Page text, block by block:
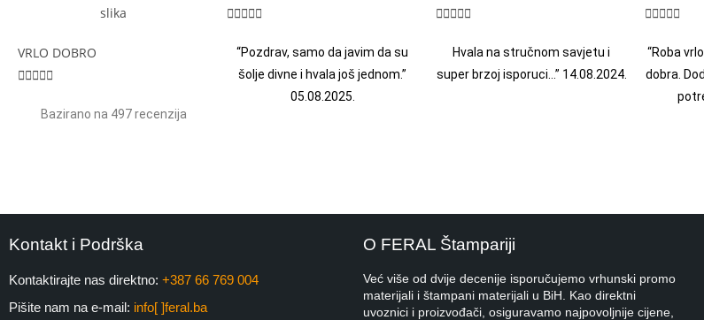
VRLO DOBRO

Bazirano na 497 recenzija

“Pozdrav, samo da javim da su
šolje divne i hvala još jednom.”
05.08.2025.

Hvala na stručnom savjetu i
super brzoj isporuci…” 14.08.2024.

“Roba
dobra.
Kontakt i Podrška
Kontaktirajte nas direktno: +387 66 769 004
Pišite nam na e-mail: info[ ]feral.ba
O FERAL Štampariji
Već više od dvije decenije isporučujemo vrhunski promo
materijali i štampani materijali u BiH. Kao direktni
uvoznici i proizvođači, osiguravamo najpovoljnije cijene,